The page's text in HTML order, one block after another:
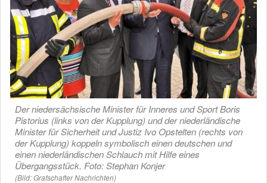
Der niedersächsische Minister für Inneres und Sport Boris
Pistorius (links von der Kupplung) und der niederländische
Minister für Sicherheit und Justiz Ivo Opstelten (rechts von
der Kupplung) koppeln symbolisch einen deutschen und
einen niederländischen Schlauch mit Hilfe eines
Übergangsstück. Foto: Stephan Konjer
(Bild: Grafschafter Nachrichten)